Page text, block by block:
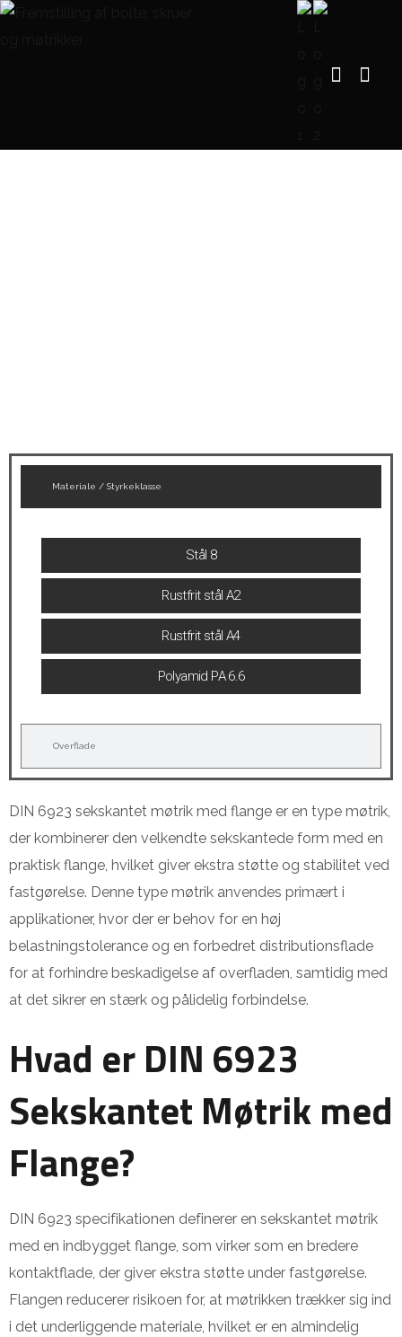
Materiale / Styrkeklasse
Overflade
Stål 8
Rustfrit stål A2
Rustfrit stål A4
Polyamid PA 6.6
DIN 6923 sekskantet møtrik med flange er en type møtrik,
der kombinerer den velkendte sekskantede form med en
praktisk flange, hvilket giver ekstra støtte og stabilitet ved
fastgørelse. Denne type møtrik anvendes primært i
applikationer, hvor der er behov for en høj
belastningstolerance og en forbedret distributionsflade
for at forhindre beskadigelse af overfladen, samtidig med
at det sikrer en stærk og pålidelig forbindelse.
Hvad er DIN 6923
Sekskantet Møtrik med
Flange?
DIN 6923 specifikationen definerer en sekskantet møtrik
med en indbygget flange, som virker som en bredere
kontaktflade, der giver ekstra støtte under fastgørelse.
Flangen reducerer risikoen for, at møtrikken trækker sig ind
i det underliggende materiale, hvilket er en almindelig